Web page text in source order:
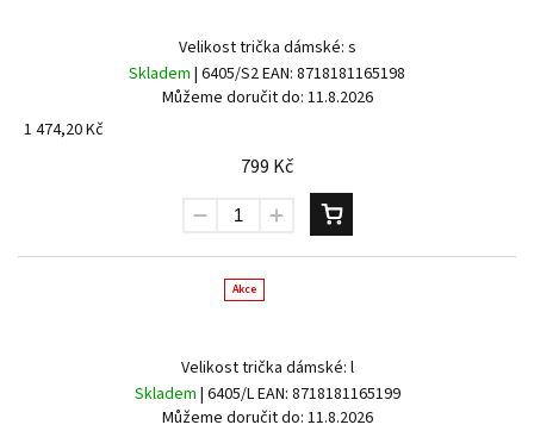
Velikost trička dámské: s
Skladem | 6405/S2EAN: 8718181165198
Můžeme doručit do: 11.8.2026
1 474,20 Kč
799 Kč
Akce
Velikost trička dámské: l
Skladem | 6405/LEAN: 8718181165199
Můžeme doručit do: 11.8.2026